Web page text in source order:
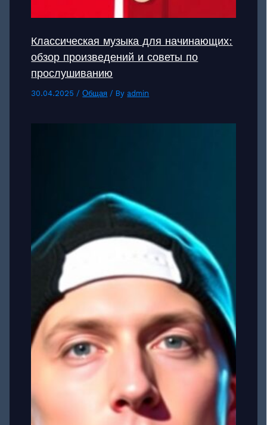
Классическая музыка для начинающих:
обзор произведений и советы по
прослушиванию
30.04.2025/Общая / By admin